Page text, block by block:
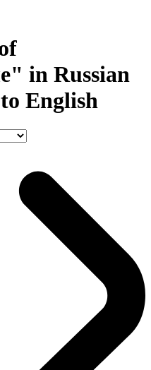
in Russian
English